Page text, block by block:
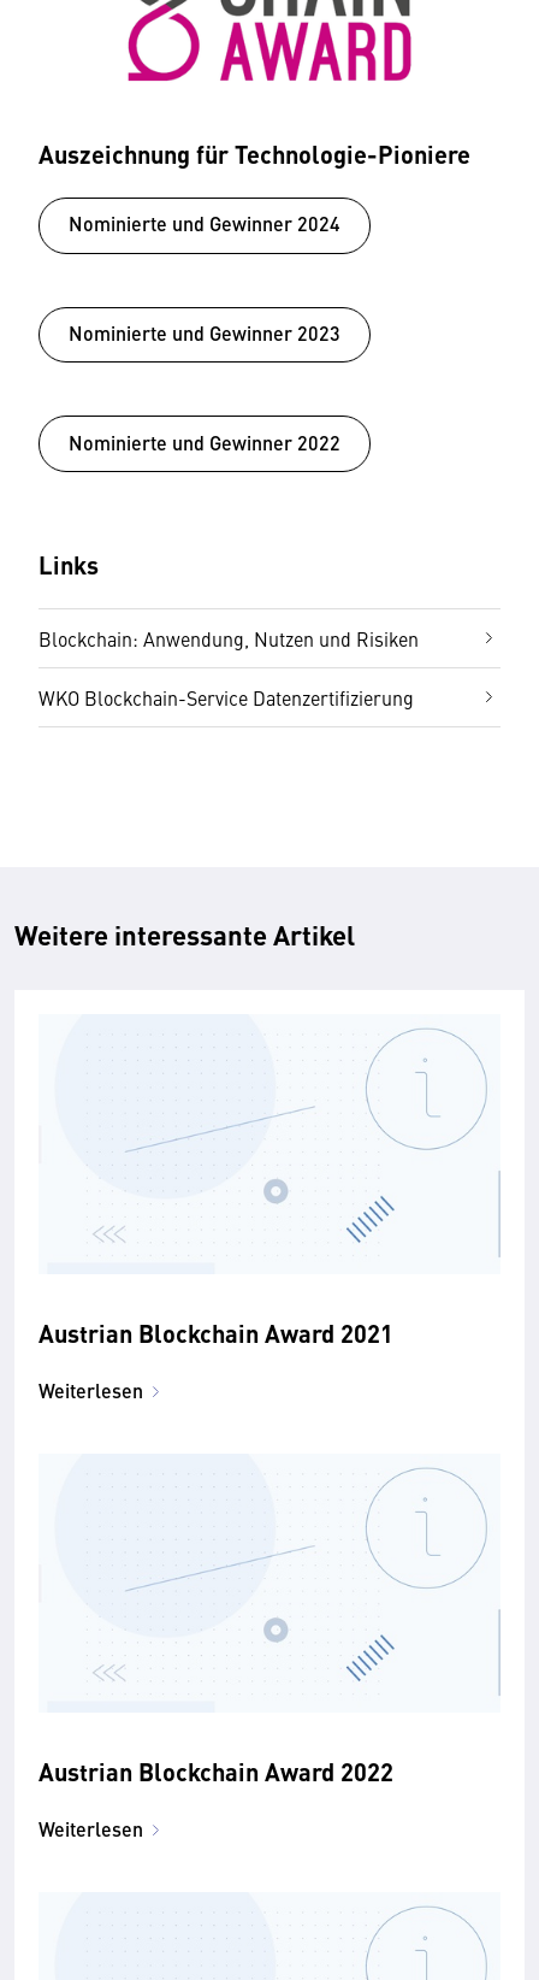
Auszeichnung für Technologie-Pioniere
Nominierte und Gewinner 2024
Nominierte und Gewinner 2023
Nominierte und Gewinner 2022
Links
Blockchain: Anwendung, Nutzen und Risiken
WKO Blockchain-Service Datenzertifizierung
Weitere interessante Artikel
Austrian Blockchain Award 2021
Weiterlesen
Austrian Blockchain Award 2022
Weiterlesen